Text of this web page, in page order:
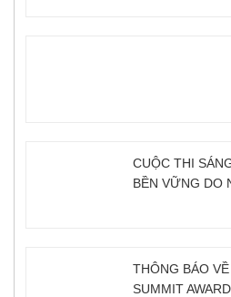
CUỘC THI
BỀN VỮNG DO
THÔNG BÁO
SUMMIT